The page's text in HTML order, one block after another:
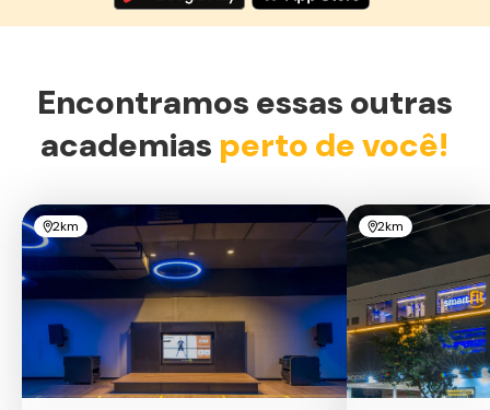
Encontramos essas outras
academias perto de você!
2km 2km